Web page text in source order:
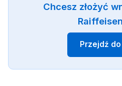
Chcesz złożyć
Przejdź